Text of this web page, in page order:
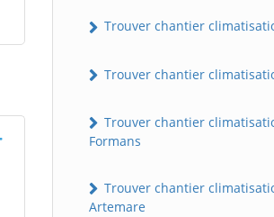
Trouver chantier
Trouver chantier
Trouver chantier
Formans
Trouver chantier
Artemare